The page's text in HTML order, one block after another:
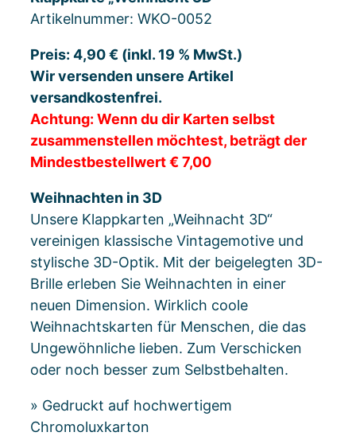
Artikelnummer: WKO-0052
Preis: 4,90 € (inkl. 19 % MwSt.)
Wir versenden unsere Artikel
versandkostenfrei.
Achtung: Wenn du dir Karten selbst
zusammenstellen möchtest, beträgt der
Mindestbestellwert € 7,00
Weihnachten in 3D
Unsere Klappkarten „Weihnacht 3D“
vereinigen klassische Vintagemotive und
stylische 3D-Optik. Mit der beigelegten 3D-
Brille erleben Sie Weihnachten in einer
neuen Dimension. Wirklich coole
Weihnachtskarten für Menschen, die das
Ungewöhnliche lieben. Zum Verschicken
oder noch besser zum Selbstbehalten.
» Gedruckt auf hochwertigem
Chromoluxkarton